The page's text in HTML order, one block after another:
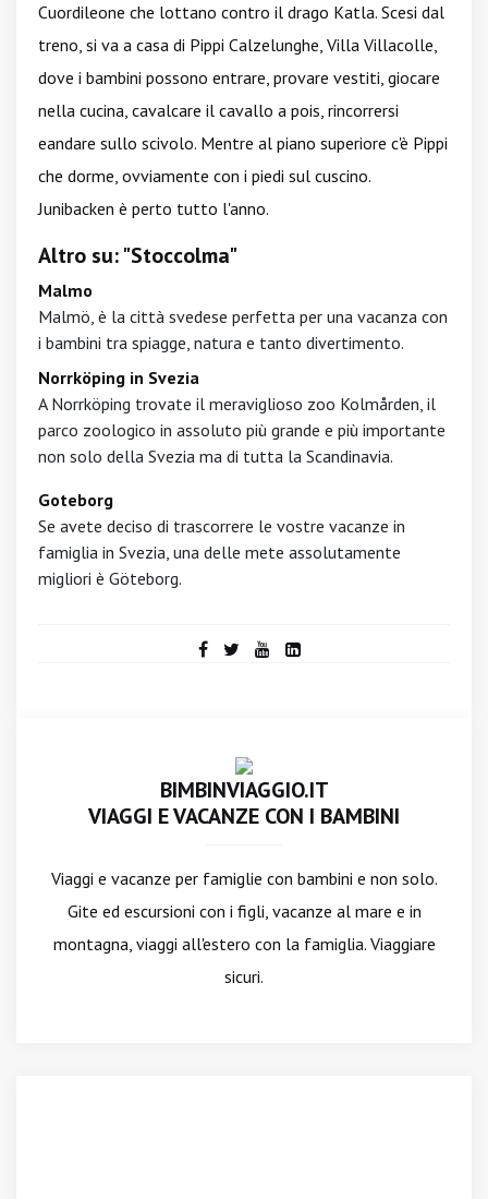
Cuordileone che lottano contro il drago Katla. Scesi dal
treno, si va a casa di Pippi Calzelunghe, Villa Villacolle,
dove i bambini possono entrare, provare vestiti, giocare
nella cucina, cavalcare il cavallo a pois, rincorrersi
eandare sullo scivolo. Mentre al piano superiore c'è Pippi
che dorme, ovviamente con i piedi sul cuscino.
Junibacken è perto tutto l'anno.
Altro su: "Stoccolma"
Malmo
Malmö, è la città svedese perfetta per una vacanza con
i bambini tra spiagge, natura e tanto divertimento.
Norrköping in Svezia
A Norrköping trovate il meraviglioso zoo Kolmården, il
parco zoologico in assoluto più grande e più importante
non solo della Svezia ma di tutta la Scandinavia.
Goteborg
Se avete deciso di trascorrere le vostre vacanze in
famiglia in Svezia, una delle mete assolutamente
migliori è Göteborg.
BIMBINVIAGGIO.IT
VIAGGI E VACANZE CON I BAMBINI
Viaggi e vacanze per famiglie con bambini e non solo.
Gite ed escursioni con i figli, vacanze al mare e in
montagna, viaggi all'estero con la famiglia. Viaggiare
sicuri.